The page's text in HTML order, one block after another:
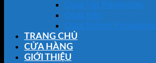
Quạt hút Panasonic
Quạt trần
Quạt tường Panasonic
TRANG CHỦ
CỬA HÀNG
GIỚI THIỆU